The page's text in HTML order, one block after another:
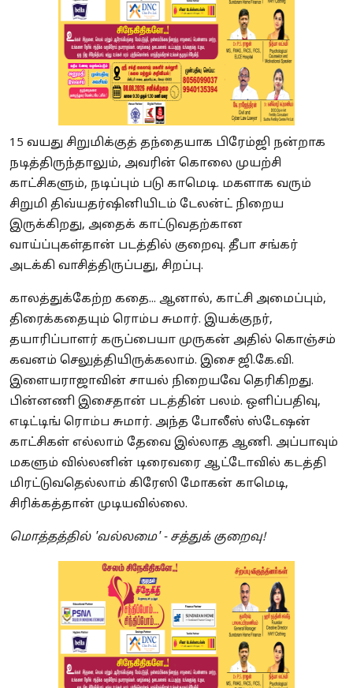
15 வயது சிறுமிக்குத் தந்தையாக பிரேம்ஜி நன்றாக
நடித்திருந்தாலும், அவரின் கொலை முயற்சி
காட்சிகளும், நடிப்பும் படு காமெடி. மகளாக வரும்
சிறுமி திவ்யதர்ஷினியிடம் டேலன்ட் நிறைய
இருக்கிறது, அதைக் காட்டுவதற்கான
வாய்ப்புகள்தான் படத்தில் குறைவு. தீபா சங்கர்
அடக்கி வாசித்திருப்பது, சிறப்பு.
காலத்துக்கேற்ற கதை... ஆனால், காட்சி அமைப்பும்,
திரைக்கதையும் ரொம்ப சுமார். இயக்குநர்,
தயாரிப்பாளர் கருப்பையா முருகன் அதில் கொஞ்சம்
கவனம் செலுத்தியிருக்கலாம். இசை ஜி.கே.வி.
இளையராஜாவின் சாயல் நிறையவே தெரிகிறது.
பின்னணி இசைதான் படத்தின் பலம். ஒளிப்பதிவு,
எடிட்டிங் ரொம்ப சுமார். அந்த போலீஸ் ஸ்டேஷன்
காட்சிகள் எல்லாம் தேவை இல்லாத ஆணி. அப்பாவும்
மகளும் வில்லனின் டிரைவரை ஆட்டோவில் கடத்தி
மிரட்டுவதெல்லாம் கிரேஸி மோகன் காமெடி,
சிரிக்கத்தான் முடியவில்லை.
மொத்தத்தில் 'வல்லமை' - சத்துக் குறைவு!